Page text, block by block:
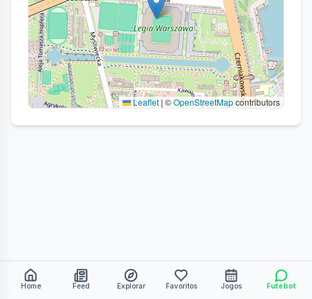
Leaflet | ©OpenStreetMapcontributors
Home Feed Explorar Favoritos Jogos Futebot